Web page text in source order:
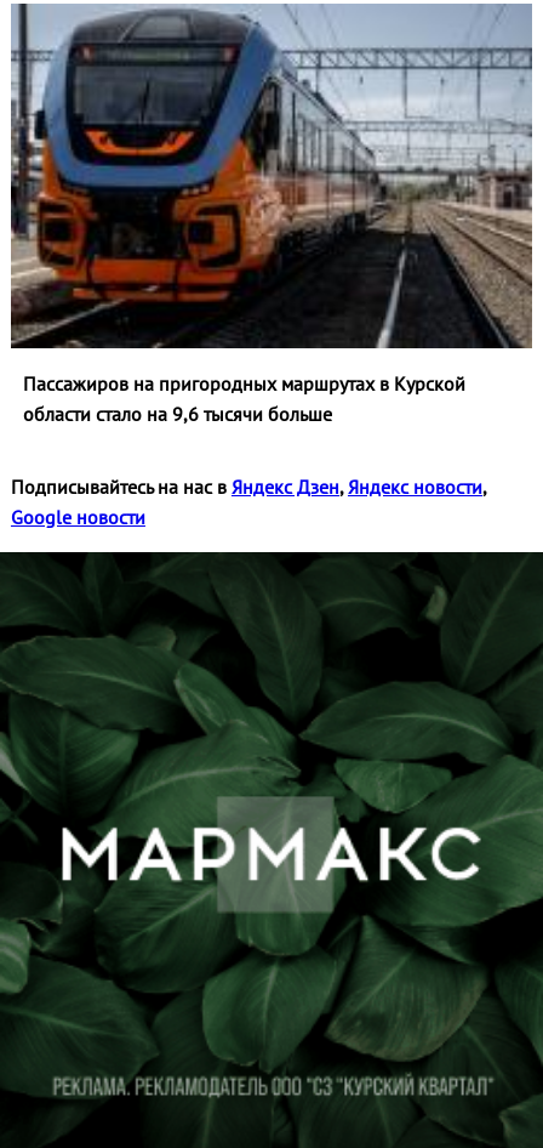
Пассажиров на пригородных маршрутах в Курской
области стало на 9,6 тысячи больше
Подписывайтесь на нас в Яндекс Дзен, Яндекс новости,
Google новости